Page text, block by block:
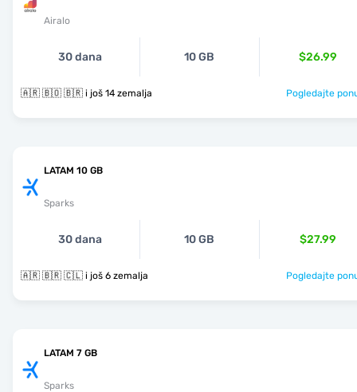
Airalo
30 dana 10 GB $26.99
🇦🇷 🇧🇴 🇧🇷 i još 14 zemalja Pogledajte
LATAM 10 GB
Sparks
30 dana 10 GB $27.99
🇦🇷 🇧🇷 🇨🇱 i još 6 zemalja Pogledajte
LATAM 7 GB
Sparks